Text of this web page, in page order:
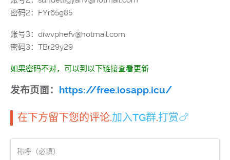
密码2：FYr65g85
账号3：diwvphefv@hotmail.com
密码3：TBr29y29
如果密码不对，可以到以下链接查看更新
发布页面： https://free.iosapp.icu/
在下方留下您的评论.加入TG群.打赏🍗